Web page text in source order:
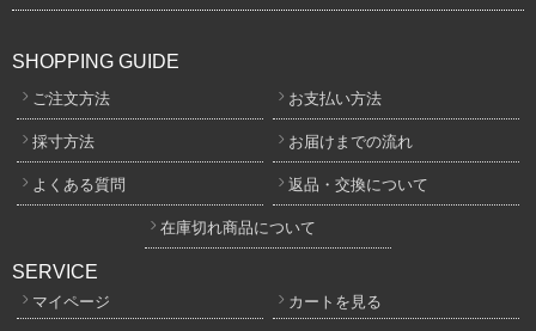
SHOPPING GUIDE
ご注文方法 お支払い方法
採寸方法 お届けまでの流れ
よくある質問 返品・交換について
在庫切れ商品について
SERVICE
マイページ カートを見る